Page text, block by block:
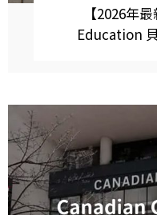
【2026年
Education